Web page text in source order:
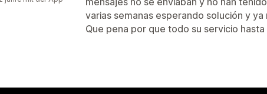
varias semanas esperando solución y
Que pena por que todo su servicio